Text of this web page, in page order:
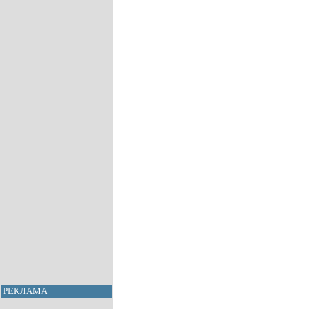
РЕКЛАМА